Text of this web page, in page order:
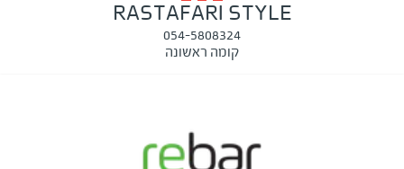
RASTAFARI STYLE
054-5808324
קומה ראשונה